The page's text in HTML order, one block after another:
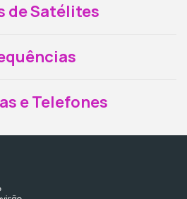
de Satélites
e Telefones